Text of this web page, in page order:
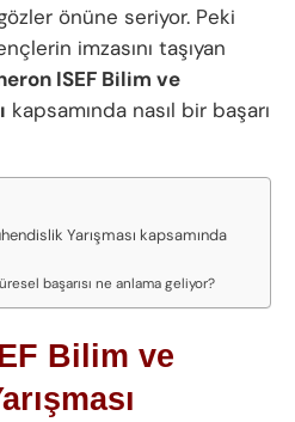
önüne seriyor. Peki
imzasını taşıyan
ISEF Bilim ve
kapsamında nasıl bir başarı
Yarışması kapsamında
başarısı ne anlama geliyor?
Bilim ve